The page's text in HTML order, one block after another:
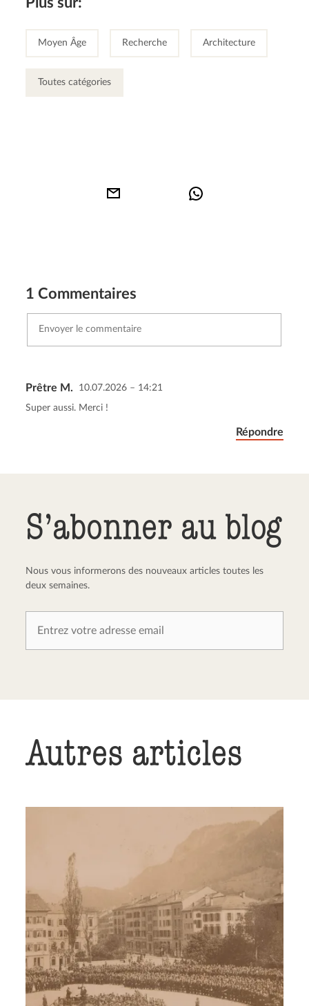
Moyen Âge Recherche Architecture
Toutes catégories
1 Commentaires
Annuler Envoyer le commentaire
Prêtre M. 10.07.2026 – 14:21
Super aussi. Merci !
Répondre
S’abonner au blog
Nous vous informerons des nouveaux articles toutes les
deux semaines.
Autres articles